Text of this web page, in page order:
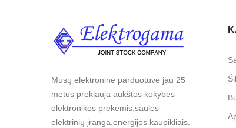
Mūsų elektroninė parduotuvė jau 25
metus prekiauja aukštos kokybės
elektronikos prekėmis,saulės
elektrinių įranga,energijos kaupikliais.